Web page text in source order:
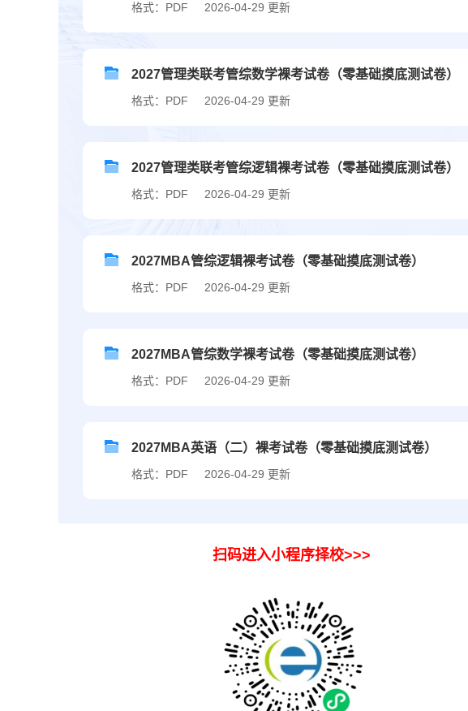
格式：PDF 2026-04-29 更新
2027管理类联考管综数学裸考试卷（零基础摸底测试卷）
格式：PDF 2026-04-29 更新
2027管理类联考管综逻辑裸考试卷（零基础摸底测试卷）
格式：PDF 2026-04-29 更新
2027MBA管综逻辑裸考试卷（零基础摸底测试卷）
格式：PDF 2026-04-29 更新
2027MBA管综数学裸考试卷（零基础摸底测试卷）
格式：PDF 2026-04-29 更新
2027MBA英语（二）裸考试卷（零基础摸底测试卷）
格式：PDF 2026-04-29 更新
扫码进入小程序择校